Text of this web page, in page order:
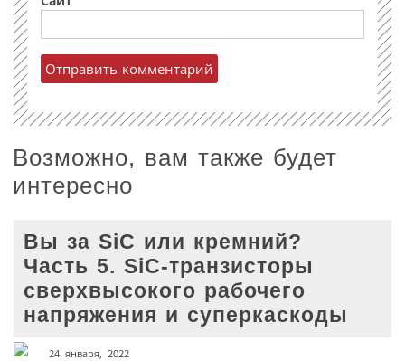
Возможно, вам также будет
интересно
Вы за SiC или кремний?
Часть 5. SiC-транзисторы
сверхвысокого рабочего
напряжения и суперкаскоды
24 января, 2022